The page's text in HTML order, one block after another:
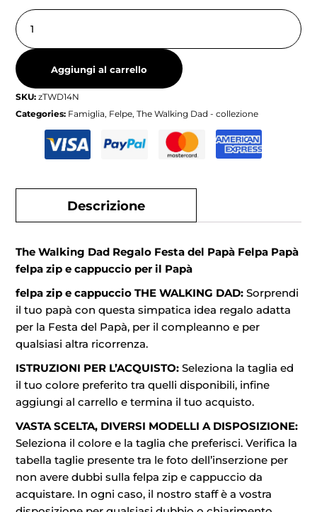
Aggiungi al carrello
SKU:zTWD14N
Categories: Famiglia, Felpe,The Walking Dad - collezione
Descrizione
The Walking Dad Regalo Festa del Papà Felpa Papà
felpa zip e cappuccio per il Papà
felpa zip e cappuccio THE WALKING DAD: Sorprendi
il tuo papà con questa simpatica idea regalo adatta
per la Festa del Papà, per il compleanno e per
qualsiasi altra ricorrenza.
ISTRUZIONI PER L’ACQUISTO: Seleziona la taglia ed
il tuo colore preferito tra quelli disponibili, infine
aggiungi al carrello e termina il tuo acquisto.
VASTA SCELTA, DIVERSI MODELLI A DISPOSIZIONE:
Seleziona il colore e la taglia che preferisci. Verifica la
tabella taglie presente tra le foto dell’inserzione per
non avere dubbi sulla felpa zip e cappuccio da
acquistare. In ogni caso, il nostro staff è a vostra